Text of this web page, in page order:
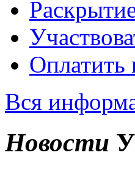
Оплатить
Вся
Новости